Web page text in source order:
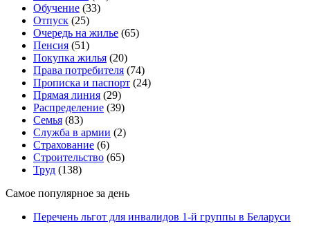
Обучение (33)
Отпуск (25)
Очередь на жилье (65)
Пенсия (51)
Покупка жилья (20)
Права потребителя (74)
Прописка и паспорт (24)
Прямая линия (29)
Распределение (39)
Семья (83)
Служба в армии (2)
Страхование (6)
Строительство (65)
Труд (138)
Самое популярное за день
Перечень льгот для инвалидов 1-й группы в Беларуси